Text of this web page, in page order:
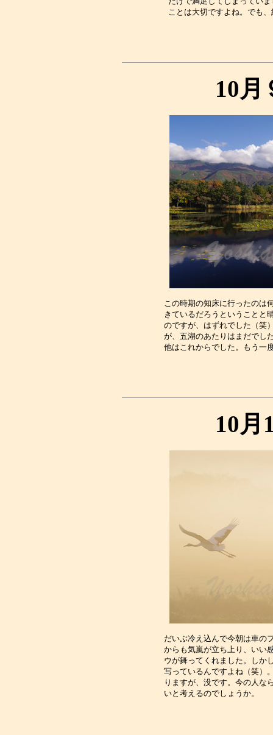
10月
この時期の知床に行ったのは
きているだろうということと
のですが、はずれでした（笑
が、五湖のあたりはまだでし
10月
だいぶ冷え込んで今朝は車の
からも気嵐が立ち上り、いい
ウが舞ってくれました。しか
写っているんですよね（笑）
りますが、没です。今の人な